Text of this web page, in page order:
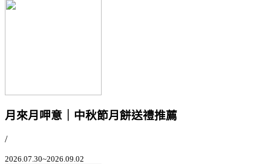
月來月呷意｜中秋節月餅送禮推薦
/
2026.07.30~2026.09.02